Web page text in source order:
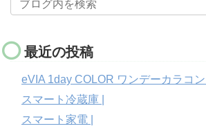
最近の投稿
eVIA 1day COLOR ワンデーカラコン |
スマート冷蔵庫 |
スマート家電 |